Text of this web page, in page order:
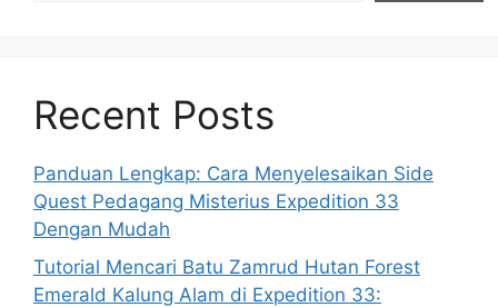
Recent Posts
Panduan Lengkap: Cara Menyelesaikan Side
Quest Pedagang Misterius Expedition 33
Dengan Mudah
Tutorial Mencari Batu Zamrud Hutan Forest
Emerald Kalung Alam di Expedition 33: